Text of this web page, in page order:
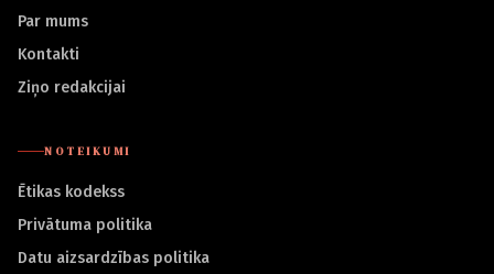
Par mums
Kontakti
Ziņo redakcijai
NOTEIKUMI
Ētikas kodekss
Privātuma politika
Datu aizsardzības politika